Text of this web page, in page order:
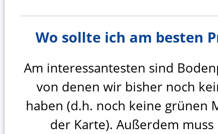
Wo sollte ich am besten
Am interessantesten sind
von denen wir bisher noch
haben (d.h. noch keine grünen
der Karte). Außerdem